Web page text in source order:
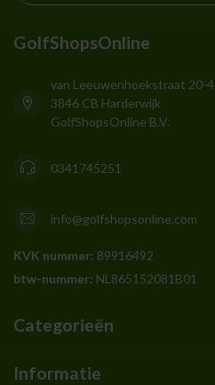
GolfShopsOnline
van Leeuwenhoekstraat 20-4
3846 CB Harderwijk
GolfShopsOnline B.V.
0341745251
info@golfshopsonline.com
KVK nummer: 89916492
btw-nummer: NL865152081B01
Categorieën
Informatie